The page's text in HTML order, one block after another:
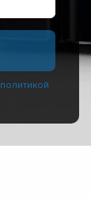
политикой